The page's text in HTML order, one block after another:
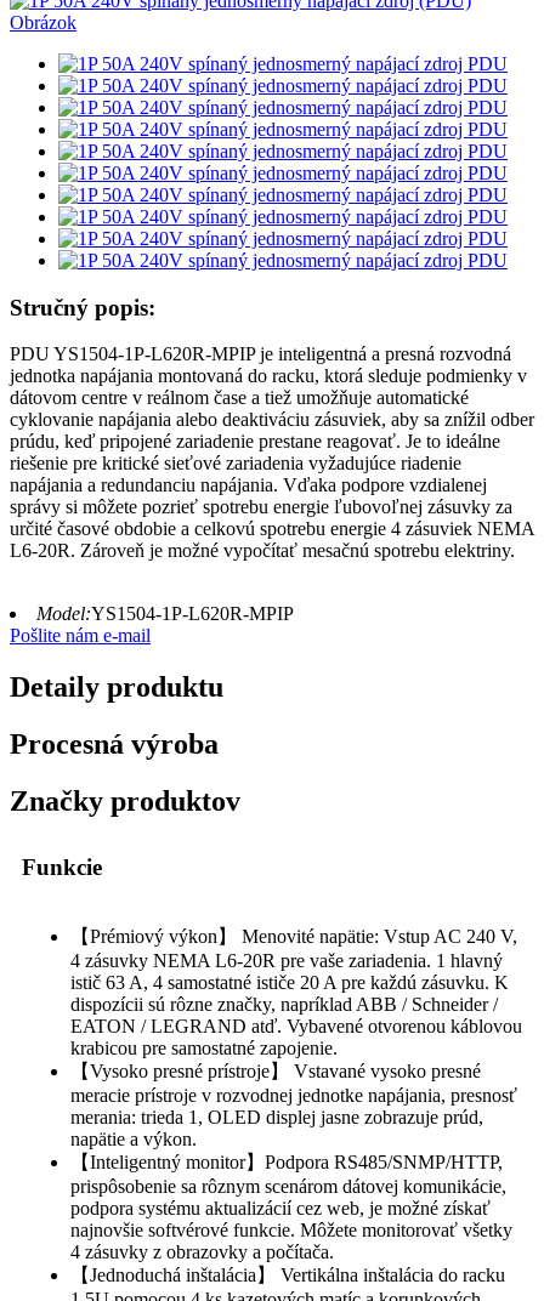
Stručný popis:
PDU YS1504-1P-L620R-MPIP je inteligentná a presná rozvodná
jednotka napájania montovaná do racku, ktorá sleduje podmienky v
dátovom centre v reálnom čase a tiež umožňuje automatické
cyklovanie napájania alebo deaktiváciu zásuviek, aby sa znížil odber
prúdu, keď pripojené zariadenie prestane reagovať. Je to ideálne
riešenie pre kritické sieťové zariadenia vyžadujúce riadenie
napájania a redundanciu napájania. Vďaka podpore vzdialenej
správy si môžete pozrieť spotrebu energie ľubovoľnej zásuvky za
určité časové obdobie a celkovú spotrebu energie 4 zásuviek NEMA
L6-20R. Zároveň je možné vypočítať mesačnú spotrebu elektriny.
Model:YS1504-1P-L620R-MPIP
Pošlite nám e-mail
Detaily produktu
Procesná výroba
Značky produktov
Funkcie
【Prémiový výkon】 Menovité napätie: Vstup AC 240 V,
4 zásuvky NEMA L6-20R pre vaše zariadenia. 1 hlavný
istič 63 A, 4 samostatné ističe 20 A pre každú zásuvku. K
dispozícii sú rôzne značky, napríklad ABB / Schneider /
EATON / LEGRAND atď. Vybavené otvorenou káblovou
krabicou pre samostatné zapojenie.
【Vysoko presné prístroje】 Vstavané vysoko presné
meracie prístroje v rozvodnej jednotke napájania, presnosť
merania: trieda 1, OLED displej jasne zobrazuje prúd,
napätie a výkon.
【Inteligentný monitor】Podpora RS485/SNMP/HTTP,
prispôsobenie sa rôznym scenárom dátovej komunikácie,
podpora systému aktualizácií cez web, je možné získať
najnovšie softvérové ​​funkcie. Môžete monitorovať všetky
4 zásuvky z obrazovky a počítača.
【Jednoduchá inštalácia】 Vertikálna inštalácia do racku